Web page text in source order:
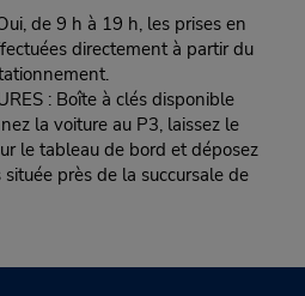
de 9 h à 19 h, les prises en
directement à partir du
: Boîte à clés disponible
la voiture au P3, laissez le
le tableau de bord et déposez
près de la succursale de